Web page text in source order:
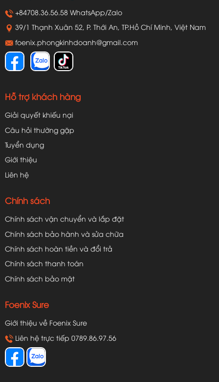
+84708.36.56.58 WhatsApp/Zalo
39/1 Thạnh Xuân 52, P. Thới An, TP.Hồ Chí Minh, Việt Nam
foenix.phongkinhdoanh@gmail.com
Hỗ trợ khách hàng
Giải quyết khiếu nại
Câu hỏi thường gặp
Tuyển dụng
Giới thiệu
Liên hệ
Chính sách
Chính sách vận chuyển và lắp đặt
Chính sách bảo hành và sửa chữa
Chính sách hoàn tiền và đổi trả
Chính sách thanh toán
Chính sách bảo mật
Foenix Sure
Giới thiệu về Foenix Sure
Liên hệ trực tiếp 0789.86.97.56